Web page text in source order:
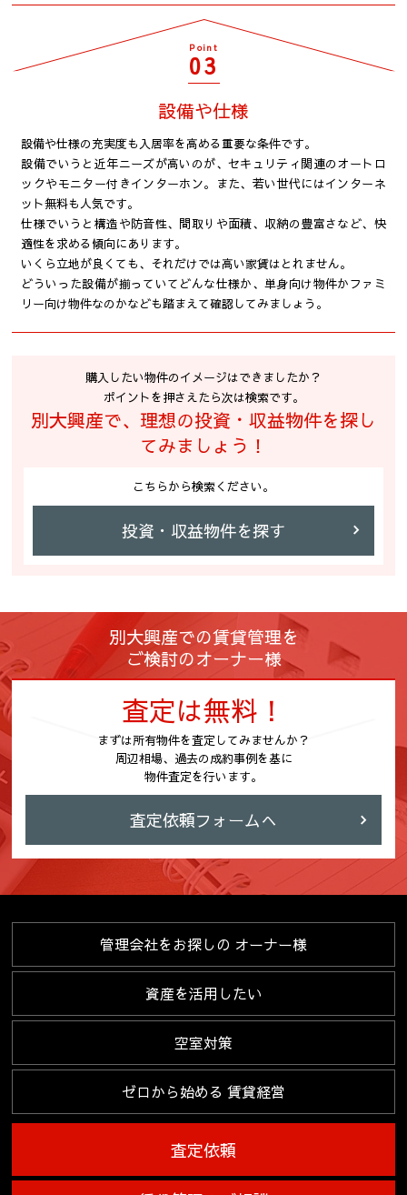
Point
03
設備や仕様
設備や仕様の充実度も入居率を高める重要な条件です。
設備でいうと近年ニーズが高いのが、セキュリティ関連のオートロ
ックやモニター付きインターホン。また、若い世代にはインターネ
ット無料も人気です。
仕様でいうと構造や防音性、間取りや面積、収納の豊富さなど、快
適性を求める傾向にあります。
いくら立地が良くても、それだけでは高い家賃はとれません。
どういった設備が揃っていてどんな仕様か、単身向け物件かファミ
リー向け物件なのかなども踏まえて確認してみましょう。
購入したい物件のイメージはできましたか？
ポイントを押さえたら次は検索です。
別大興産で、理想の投資・収益物件を探し
てみましょう！
こちらから検索ください。
投資・収益物件を探す
別大興産での賃貸管理を
ご検討のオーナー様
査定は無料！
まずは所有物件を査定してみませんか？
周辺相場、過去の成約事例を基に
物件査定を行います。
査定依頼フォームへ
管理会社をお探しの オーナー様
資産を活用したい
空室対策
ゼロから始める 賃貸経営
査定依頼